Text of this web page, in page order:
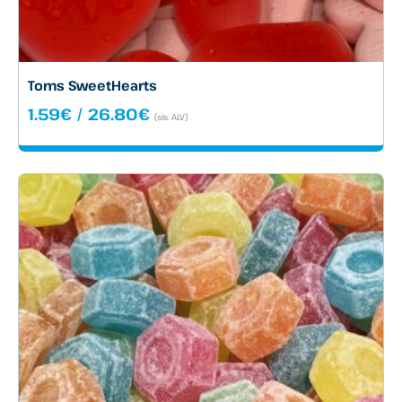
Toms SweetHearts
1.59€ / 26.80€Hintaluokka:
-
(sis. ALV)